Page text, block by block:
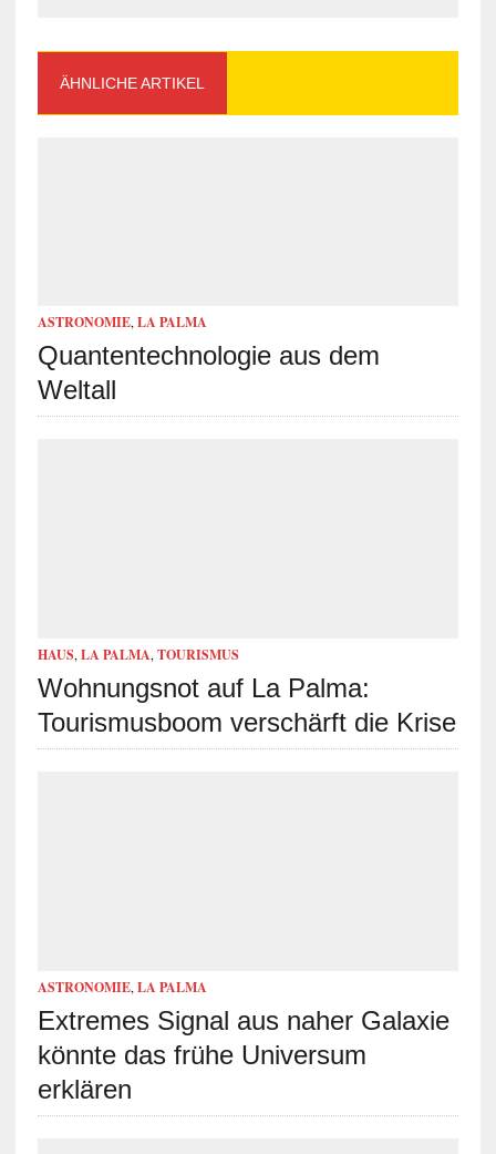
ÄHNLICHE ARTIKEL
ASTRONOMIE, LA PALMA
Quantentechnologie aus dem
Weltall
HAUS, LA PALMA, TOURISMUS
Wohnungsnot auf La Palma:
Tourismusboom verschärft die Krise
ASTRONOMIE, LA PALMA
Extremes Signal aus naher Galaxie
könnte das frühe Universum
erklären